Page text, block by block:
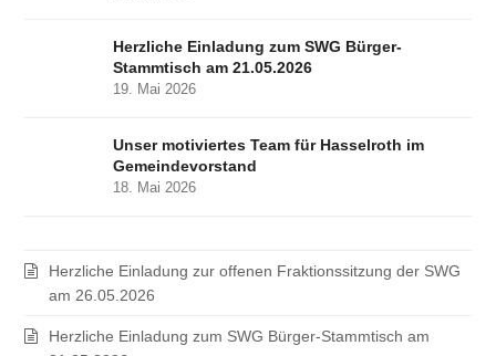
Herzliche Einladung zum SWG Bürger-
Stammtisch am 21.05.2026
19. Mai 2026
Unser motiviertes Team für Hasselroth im
Gemeindevorstand
18. Mai 2026
Herzliche Einladung zur offenen Fraktionssitzung der SWG
am 26.05.2026
Herzliche Einladung zum SWG Bürger-Stammtisch am